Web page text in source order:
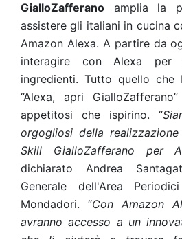
GialloZafferano amplia la
assistere gli italiani in cucina
Amazon Alexa. A partire da
interagire con Alexa per
ingredienti. Tutto quello
“Alexa, apri
appetitosi che ispirino. “
orgogliosi della
Skill GialloZafferano per
dichiarato Andrea
Generale dell'Area
Mondadori. “Con Amazon
avranno accesso a un